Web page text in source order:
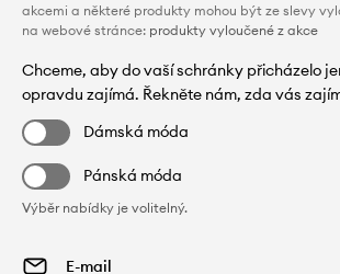
akcemi a některé produkty mohou být ze slevy
na webové stránce: produkty vyloučené z akce
Chceme, aby do vaší schránky přicházelo
opravdu zajímá. Řekněte nám, zda vás
Dámská móda
Pánská móda
Výběr nabídky je volitelný.